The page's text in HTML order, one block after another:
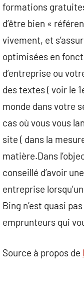
formations
d’être bien «
vivement, et
optimisées en
d’entreprise ou
des textes ( voir le
monde dans votre
cas où vous vous
site ( dans la
matière.Dans
conseillé d’avoir
entreprise
Bing n’est quasi
emprunteurs qui
Source à propos de